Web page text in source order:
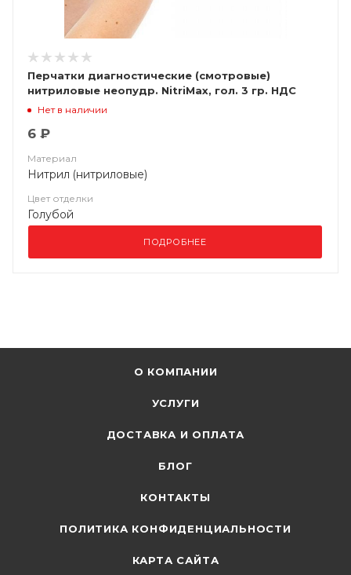
Перчатки диагностические (смотровые)
нитриловые неопудр. NitriMax, гол. 3 гр. НДС
(10%)
Нет в наличии
6 ₽
Материал
Нитрил (нитриловые)
Цвет отделки
Голубой
ПОДРОБНЕЕ
О КОМПАНИИ
УСЛУГИ
ДОСТАВКА И ОПЛАТА
БЛОГ
КОНТАКТЫ
ПОЛИТИКА КОНФИДЕНЦИАЛЬНОСТИ
КАРТА САЙТА